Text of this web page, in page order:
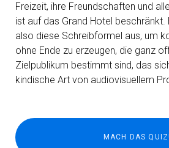
Freizeit, ihre Freundschaften und
ist auf das Grand Hotel beschränkt.
also diese Schreibformel aus, um
ohne Ende zu erzeugen, die ganz
Zielpublikum bestimmt sind, das
kindische Art von audiovisuellem